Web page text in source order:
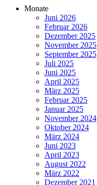
Monate
Juni 2026
Februar 2026
Dezember 2025
November 2025
September 2025
Juli 2025
Juni 2025
April 2025
März 2025
Februar 2025
Januar 2025
November 2024
Oktober 2024
März 2024
Juni 2023
April 2023
August 2022
März 2022
Dezember 2021